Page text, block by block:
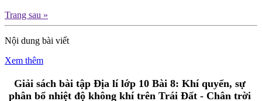
Trang sau »
Nội dung bài viết
Xem thêm
Giải sách bài tập Địa lí lớp 10 Bài 8: Khí quyển, sự
phân bổ nhiệt độ không khí trên Trái Đất - Chân trời